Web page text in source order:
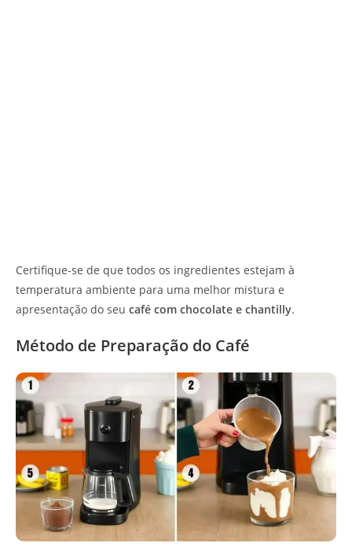
Certifique-se de que todos os ingredientes estejam à
temperatura ambiente para uma melhor mistura e
apresentação do seu café com chocolate e chantilly.
Método de Preparação do Café